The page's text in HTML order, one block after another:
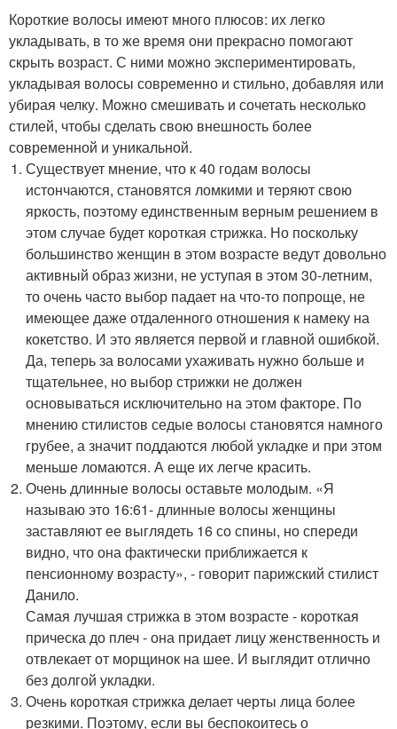
Короткие волосы имеют много плюсов: их легко
укладывать, в то же время они прекрасно помогают
скрыть возраст. С ними можно экспериментировать,
укладывая волосы современно и стильно, добавляя или
убирая челку. Можно смешивать и сочетать несколько
стилей, чтобы сделать свою внешность более
современной и уникальной.
Существует мнение, что к 40 годам волосы
истончаются, становятся ломкими и теряют свою
яркость, поэтому единственным верным решением в
этом случае будет короткая стрижка. Но поскольку
большинство женщин в этом возрасте ведут довольно
активный образ жизни, не уступая в этом 30-летним,
то очень часто выбор падает на что-то попроще, не
имеющее даже отдаленного отношения к намеку на
кокетство. И это является первой и главной ошибкой.
Да, теперь за волосами ухаживать нужно больше и
тщательнее, но выбор стрижки не должен
основываться исключительно на этом факторе. По
мнению стилистов седые волосы становятся намного
грубее, а значит поддаются любой укладке и при этом
меньше ломаются. А еще их легче красить.
Очень длинные волосы оставьте молодым. «Я
называю это 16:61- длинные волосы женщины
заставляют ее выглядеть 16 со спины, но спереди
видно, что она фактически приближается к
пенсионному возрасту», - говорит парижский стилист
Данило.
Самая лучшая стрижка в этом возрасте - короткая
прическа до плеч - она придает лицу женственность и
отвлекает от морщинок на шее. И выглядит отлично
без долгой укладки.
Очень короткая стрижка делает черты лица более
резкими. Поэтому, если вы беспокоитесь о